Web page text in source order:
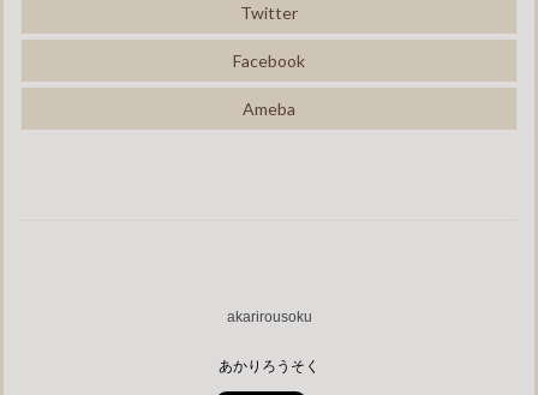
Twitter
Facebook
Ameba
akarirousoku
あかりろうそく